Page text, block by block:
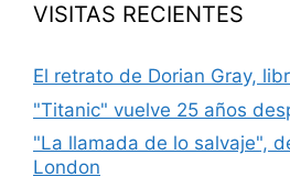
VISITAS RECIENTES
El retrato de Dorian Gray,
"Titanic" vuelve 25 años
"La llamada de lo salvaje",
London